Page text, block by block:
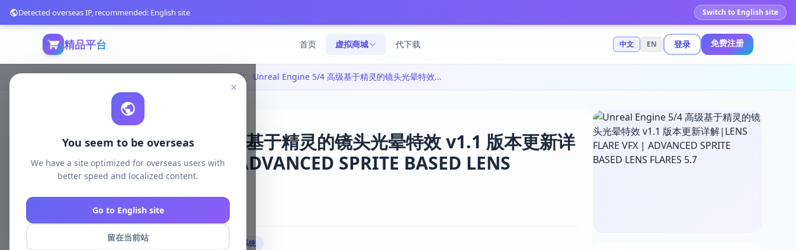
精品平台 首页 虚拟商城 代下载 中文 EN 登录 免费注册
Detected overseas IP, recommended: English site Switch to English site
×
You seem to be overseas
We have a site optimized for overseas users with
better speed and localized content.
Go to English site
留在当前站
首页 游戏开发 unreal资源 Unreal Engine Visual FX Unreal Engine 5/4 高级基于精灵的镜头光晕特效 v1.1 版本更新详解|LENS FLARE VFX | ADVANCED SPRITE BASED LENS FLARES 5.7
Unreal Engine 5/4 高级基于精灵的镜头光晕特效 v1.1 版本更新详
解|LENS FLARE VFX | ADVANCED SPRITE BASED LENS
FLARES 5.7
4079 浏览 库存 952 2026-05-07
# 实时渲染 # 模块化系统